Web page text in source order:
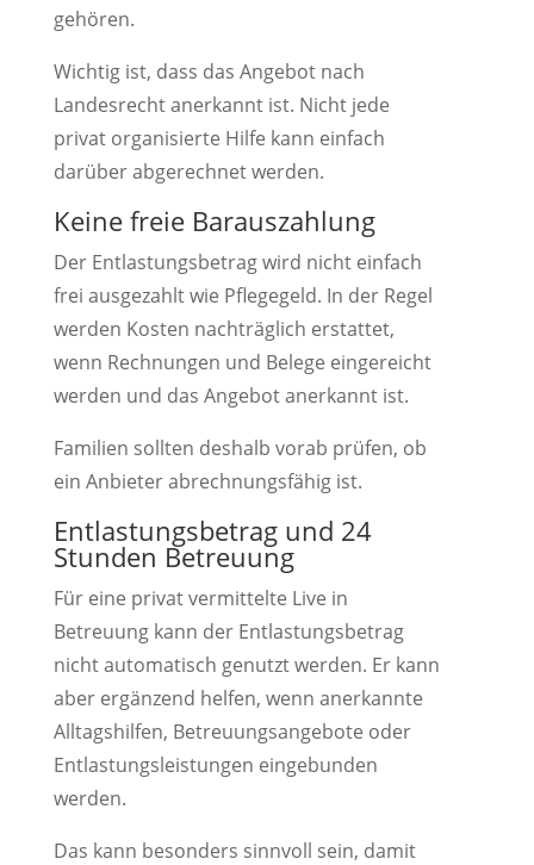
gehören.
Wichtig ist, dass das Angebot nach
Landesrecht anerkannt ist. Nicht jede
privat organisierte Hilfe kann einfach
darüber abgerechnet werden.
Keine freie Barauszahlung
Der Entlastungsbetrag wird nicht einfach
frei ausgezahlt wie Pflegegeld. In der Regel
werden Kosten nachträglich erstattet,
wenn Rechnungen und Belege eingereicht
werden und das Angebot anerkannt ist.
Familien sollten deshalb vorab prüfen, ob
ein Anbieter abrechnungsfähig ist.
Entlastungsbetrag und 24
Stunden Betreuung
Für eine privat vermittelte Live in
Betreuung kann der Entlastungsbetrag
nicht automatisch genutzt werden. Er kann
aber ergänzend helfen, wenn anerkannte
Alltagshilfen, Betreuungsangebote oder
Entlastungsleistungen eingebunden
werden.
Das kann besonders sinnvoll sein, damit